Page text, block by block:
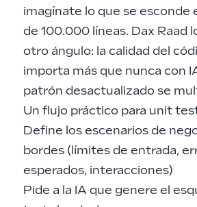
imagínate lo que se esconde
de 100.000 líneas. Dax Raad
otro ángulo: la calidad del
importa más que nunca con
patrón desactualizado se
Un flujo práctico para unit
Define los escenarios de
bordes (límites de entrada,
esperados, interacciones)
Pide a la IA que genere el